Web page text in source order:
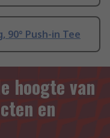
90° Push-in Tee
hoogte van
en